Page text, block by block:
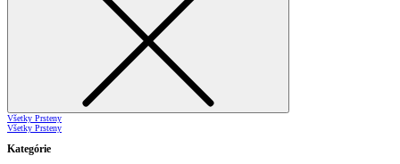
Všetky Prsteny
Všetky Prsteny
Kategórie